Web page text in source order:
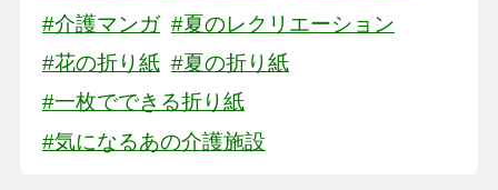
#介護マンガ #夏のレクリエーション
#花の折り紙 #夏の折り紙
#一枚でできる折り紙
#気になるあの介護施設